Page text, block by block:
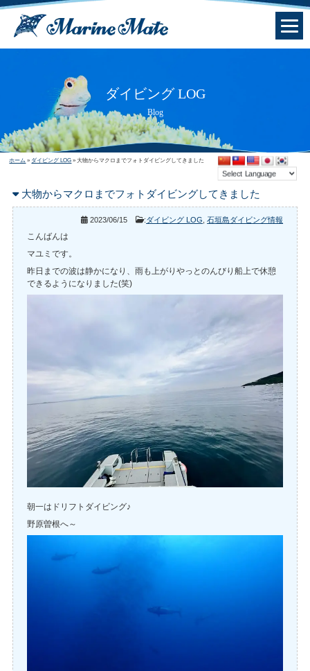
ダイビング LOG
Blog
ホーム » ダイビング LOG » 大物からマクロまでフォトダイビングしてきました
大物からマクロまでフォトダイビングしてきました
2023/06/15 :ダイビング LOG ,石垣島ダイビング情報
こんばんは
マユミです。
昨日までの波は静かになり、雨も上がりやっとのんびり船上で休憩
できるようになりました(笑)
朝一はドリフトダイビング♪
野原曽根へ～